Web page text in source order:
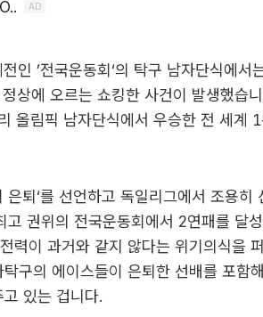
인 ’전국운동회‘의 탁구 남자단식에서
상에 오르는 쇼킹한 사건이 발생했습
올림픽 남자단식에서 우승한 전 세계
퇴‘를 선언하고 독일리그에서 조용히
권위의 전국운동회에서 2연패를 달
력이 과거와 같지 않다는 위기의식을
구의 에이스들이 은퇴한 선배를 포함
있는 겁니다.